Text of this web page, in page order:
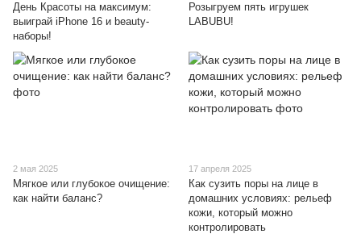
День Красоты на максимум:
выиграй iPhone 16 и beauty-
наборы!
Розыгруем пять игрушек
LABUBU!
2 мая 2025
Мягкое или глубокое очищение:
как найти баланс?
17 апреля 2025
Как сузить поры на лице в
домашних условиях: рельеф
кожи, который можно
контролировать